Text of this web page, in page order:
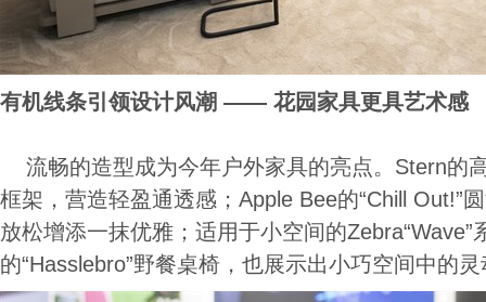
有机线条引领设计风潮 —— 花园家具更具艺术感
流畅的造型成为今年户外家具的亮点。Stern的
框架，营造轻盈通透感；Apple Bee的“Chill Out!”
放松增添一抹优雅；适用于小空间的Zebra“Wave”
的“Hasslebro”野餐桌椅，也展示出小巧空间中的